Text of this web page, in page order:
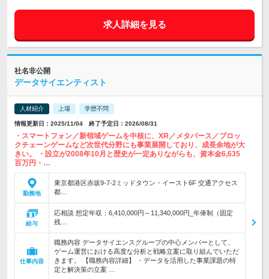
求人詳細を見る
社名非公開
データサイエンティスト
人材紹介 上場 学歴不問
情報更新日：2025/11/04 終了予定日：2026/08/31
・スマートフォン／新領域ゲームを中核に、XR／メタバース／ブロッ
クチェーンゲームなど次世代分野にも事業展開しており、成長余地が大
きい。 ・設立が2008年10月と歴史が一定ありながらも、資本金6,635
百万円・…
勤務地
東京都港区赤坂9-7-2ミッドタウン・イースト6F 交通アクセス
都…
給与
応相談 想定年収：6,410,000円～11,340,000円_年俸制（固定
残…
仕事内容
職務内容 データサイエンスグループの中心メンバーとして、
ゲーム運営における高度な分析と戦略立案に取り組んでいただ
きます。 【職務内容詳細】 ・データを活用した事業課題の特
定と解決策の立案 …